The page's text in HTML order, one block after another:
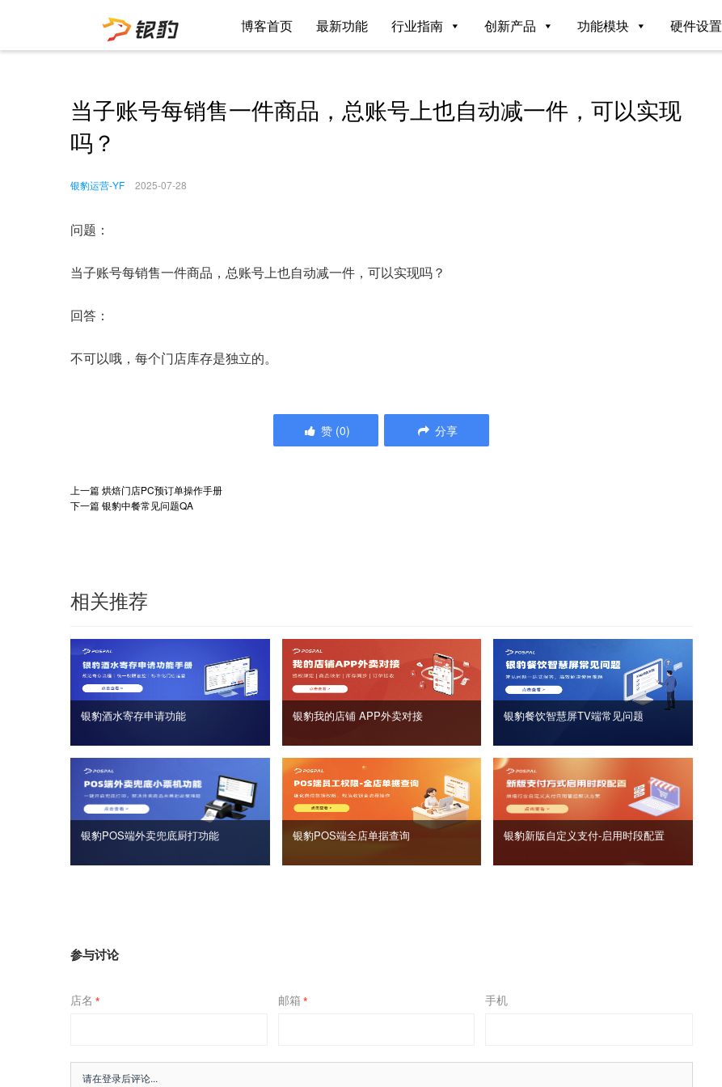
博客首页 最新功能 行业指南 创新产品 功能模块 硬件设置
当子账号每销售一件商品，总账号上也自动减一件，可以实现
吗？
银豹运营-YF 2025-07-28
问题：
当子账号每销售一件商品，总账号上也自动减一件，可以实现吗？
回答：
不可以哦，每个门店库存是独立的。
赞 (0) 分享
上一篇烘焙门店PC预订单操作手册
下一篇银豹中餐常见问题QA
相关推荐
银豹酒水寄存申请功能 银豹我的店铺 APP外卖对接 银豹餐饮智慧屏TV端常见问题
银豹POS端外卖兜底厨打功能 银豹POS端全店单据查询 银豹新版自定义支付‑启用时段配置
参与讨论
店名 * 邮箱 * 手机